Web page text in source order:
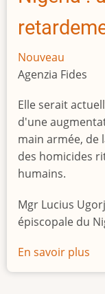
Nouveau
Agenzia Fides
Elle serait
d'une
main armée, de
des homicides
humains.
Mgr Lucius
épiscopale du
En savoir plus
Le